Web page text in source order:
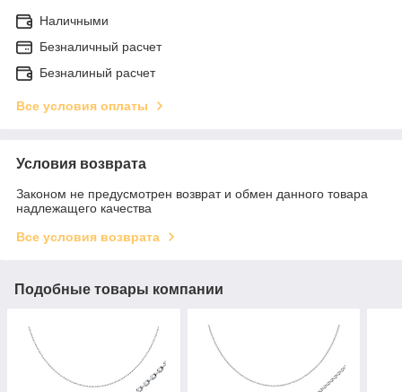
Наличными
Безналичный расчет
Безналиный расчет
Все условия оплаты
Условия возврата
Законом не предусмотрен возврат и обмен данного товара
надлежащего качества
Все условия возврата
Подобные товары компании